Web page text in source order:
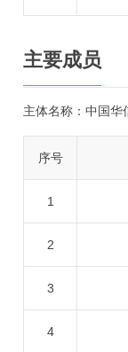
主要成员
主体名称： 中国华
序号
1
2
3
4